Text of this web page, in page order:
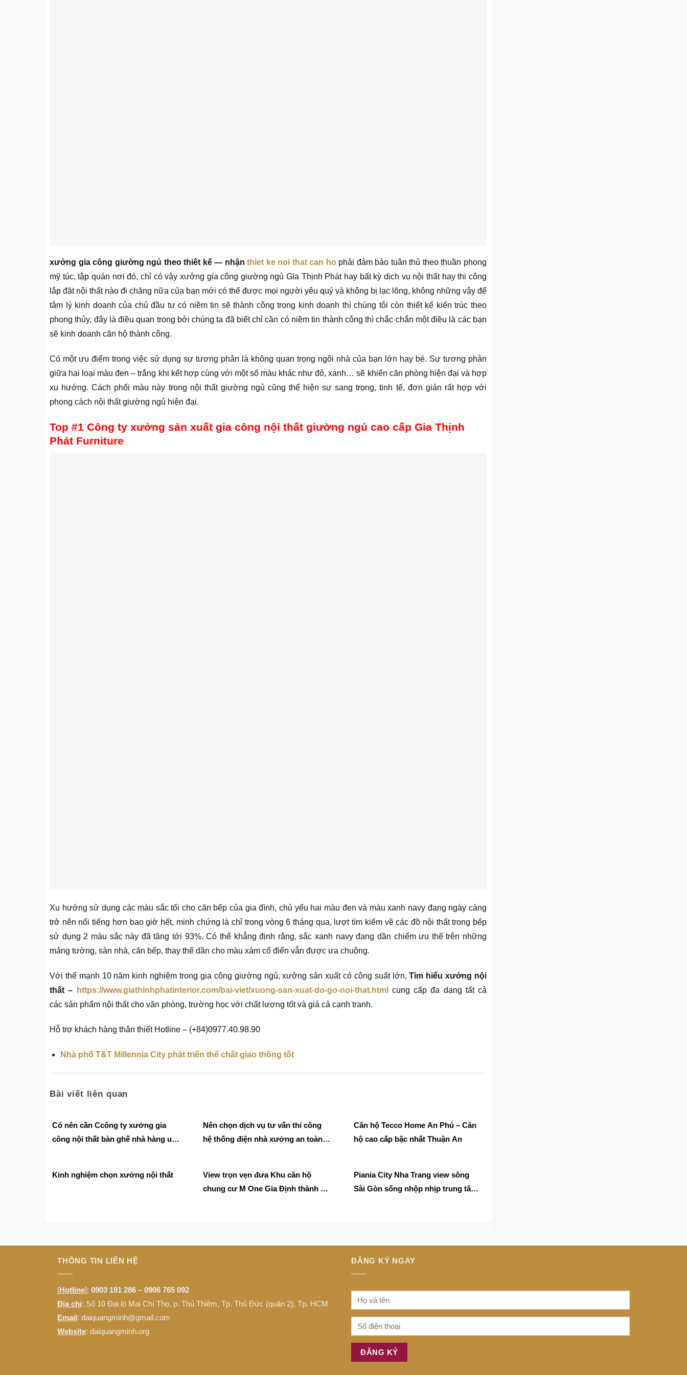
xưởng gia công giường ngủ theo thiết kế — nhậnthiet ke noi that can hophải đảm bảo tuân thủ theo thuần phong
mỹ túc, tập quán nơi đó, chỉ có vậy xưởng gia công giường ngủ Gia Thịnh Phát hay bất kỳ dịch vụ nội thất hay thi công
lắp đặt nội thất nào đi chăng nữa của bạn mới có thể được mọi người yêu quý và không bị lạc lõng, không những vậy để
tâm lý kinh doanh của chủ đầu tư có niềm tin sẽ thành công trong kinh doanh thì chúng tôi còn thiết kế kiến trúc theo
phong thủy, đây là điều quan trong bởi chúng ta đã biết chỉ cần có niềm tin thành công thì chắc chắn một điều là các bạn
sẽ kinh doanh căn hộ thành công.
Có một ưu điểm trong việc sử dụng sự tương phản là không quan trọng ngôi nhà của bạn lớn hay bé. Sự tương phản
giữa hai loại màu đen – trắng khi kết hợp cùng với một số màu khác như đỏ, xanh… sẽ khiến căn phòng hiện đại và hợp
xu hướng. Cách phối màu này trong nội thất giường ngủ cũng thể hiện sự sang trọng, tinh tế, đơn giản rất hợp với
phong cách nội thất giường ngủ hiện đại.
Top #1 Công ty xưởng sản xuất gia công nội thất giường ngủ cao cấp Gia Thịnh
Phát Furniture
Xu hướng sử dụng các màu sắc tối cho căn bếp của gia đình, chủ yếu hai màu đen và màu xanh navy đang ngày càng
trở nên nổi tiếng hơn bao giờ hết, minh chứng là chỉ trong vòng 6 tháng qua, lượt tìm kiếm về các đồ nội thất trong bếp
sử dụng 2 màu sắc này đã tăng tới 93%. Có thể khẳng định rằng, sắc xanh navy đang dần chiếm ưu thế trên những
mảng tường, sàn nhà, căn bếp, thay thế dần cho màu xám cổ điển vẫn được ưa chuộng.
Với thế mạnh 10 năm kinh nghiệm trong gia công giường ngủ, xưởng sản xuất có công suất lớn,Tìm hiểu xưởng nội
thất –
https://www.giathinhphatinterior.com/bai-viet/xuong-san-xuat-do-go-noi-that.html
cung cấp đa dạng tất cả
các sản phẩm nội thất cho văn phòng, trường học với chất lượng tốt và giá cả cạnh tranh.
Hỗ trợ khách hàng thân thiết Hotline – (+84)0977.40.98.90
Nhà phố T&T Millennia City phát triển thể chất giao thông tốt
Bài viết liên quan
Có nên cần Ccông ty xưởng gia
công nội thất bàn ghế nhà hàng uy
Nên chọn dịch vụ tư vấn thi công
hệ thống điện nhà xưởng an toàn
Căn hộ Tecco Home An Phú – Căn
hộ cao cấp bậc nhất Thuận An
Kinh nghiệm chọn xưởng nội thất
View trọn vẹn đưa Khu căn hộ
chung cư M One Gia Định thành cái
Piania City Nha Trang view sông
Sài Gòn sống nhộp nhịp trung tâm
THÔNG TIN LIÊN HỆ
[Hotline]: 0903 191 286 – 0906 765 092
Địa chỉ: Số 10 Đại lộ Mai Chí Thọ, p. Thủ Thiêm, Tp. Thủ Đức (quận 2), Tp. HCM
Email: daiquangminh@gmail.com
Website: daiquangminh.org
ĐĂNG KÝ NGAY